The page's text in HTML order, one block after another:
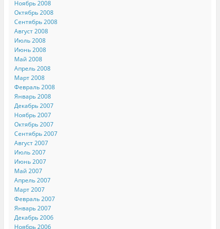
Ноябрь 2008
Октябрь 2008
Сентябрь 2008
Август 2008
Июль 2008
Июнь 2008
Май 2008
Апрель 2008
Март 2008
Февраль 2008
Январь 2008
Декабрь 2007
Ноябрь 2007
Октябрь 2007
Сентябрь 2007
Август 2007
Июль 2007
Июнь 2007
Май 2007
Апрель 2007
Март 2007
Февраль 2007
Январь 2007
Декабрь 2006
Ноябрь 2006